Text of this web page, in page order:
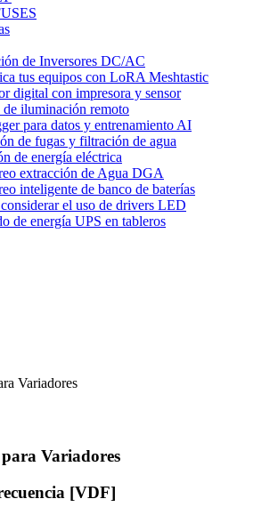
de Inversores DC/AC
tus equipos con LoRA Meshtastic
digital con impresora y sensor
iluminación remoto
para datos y entrenamiento AI
de fugas y filtración de agua
de energía eléctrica
extracción de Agua DGA
inteligente de banco de baterías
el uso de drivers LED
de energía UPS en tableros
Variadores
[VDF]